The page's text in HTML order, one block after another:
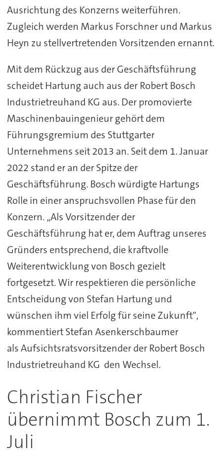
Ausrichtung des Konzerns weiterführen.
Zugleich werden Markus Forschner und Markus
Heyn zu stellvertretenden Vorsitzenden ernannt.
Mit dem Rückzug aus der Geschäftsführung
scheidet Hartung auch aus der Robert Bosch
Industrietreuhand KG aus. Der promovierte
Maschinenbauingenieur gehört dem
Führungsgremium des Stuttgarter
Unternehmens seit 2013 an. Seit dem 1. Januar
2022 stand er an der Spitze der
Geschäftsführung. Bosch würdigte Hartungs
Rolle in einer anspruchsvollen Phase für den
Konzern. „Als Vorsitzender der
Geschäftsführung hat er, dem Auftrag unseres
Gründers entsprechend, die kraftvolle
Weiterentwicklung von Bosch gezielt
fortgesetzt. Wir respektieren die persönliche
Entscheidung von Stefan Hartung und
wünschen ihm viel Erfolg für seine Zukunft",
kommentiert Stefan Asenkerschbaumer
als Aufsichtsratsvorsitzender der Robert Bosch
Industrietreuhand KG den Wechsel.
Christian Fischer
übernimmt Bosch zum 1.
Juli